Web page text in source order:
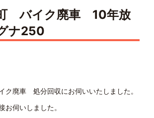
バイク廃車 10年放
ナ250
ク廃車 処分回収にお伺いいたしました。
お伺いしました。